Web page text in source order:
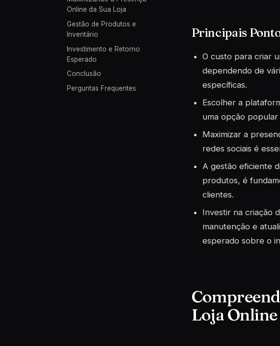
Online da Sua Loja
Gestão de Produtos e
Inventário
Investimento e Retorno
Esperado
Conclusão
Perguntas Frequentes
Principais
O custo para criar
dependendo de
específicas.
Escolher a
uma opção
Maximizar a
redes sociais é
A gestão eficiente
produtos, é
clientes.
Investir na criação
manutenção e
esperado sobre o
Loja Online